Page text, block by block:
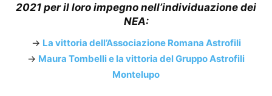
2021 per il loro impegno nell’individuazione dei
NEA:
→ La vittoria dell’Associazione Romana Astrofili
→ Maura Tombelli e la vittoria del Gruppo Astrofili
Montelupo